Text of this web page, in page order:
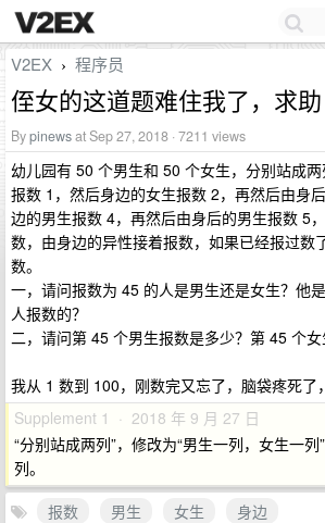
V2EX › 程序员
侄女的这道题难住我了，求助
Bypinewsat Sep 27, 2018 · 7211 views
幼儿园有 50 个男生和 50 个女生，分别站成
报数 1，然后身边的女生报数 2，再然后由身
边的男生报数 4，再然后由身后的男生报数 5
数，由身边的异性接着报数，如果已经报过数
数。
一，请问报数为 45 的人是男生还是女生？他
人报数的？
二，请问第 45 个男生报数是多少？第 45 个女
我从 1 数到 100，刚数完又忘了，脑袋疼死了
Supplement 1 · 2018 年 9 月 27 日
“分别站成两列”，修改为“男生一列，女生一
列。
报数
男生 女生
身边